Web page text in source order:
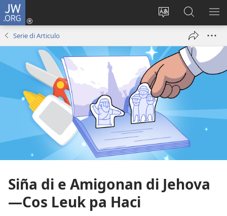
JW.ORG
Cambia
Site
Log
window)
Busca
Riba
JW.ORG
Serie di Articulo
Siña di e Amigonan di Jehova​
—Cos Leuk pa Haci